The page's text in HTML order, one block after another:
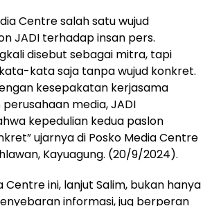
Centre salah satu wujud
JADI terhadap insan pers.
disebut sebagai mitra, tapi
kata saja tanpa wujud konkret.
kesepakatan kerjasama
media, JADI
kepedulian kedua paslon
ujarnya di Posko Media Centre
Kayuagung. (20/9/2024).
Centre ini, lanjut Salim, bukan hanya
informasi, jug berperan